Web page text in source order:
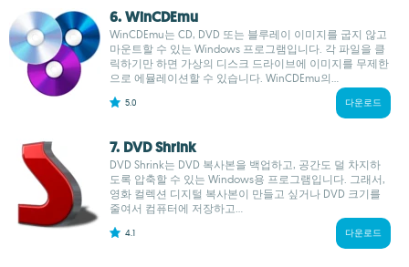
6. WinCDEmu
WinCDEmu는 CD, DVD 또는 블루레이 이미지를 굽지 않고
마운트할 수 있는 Windows 프로그램입니다. 각 파일을 클
릭하기만 하면 가상의 디스크 드라이브에 이미지를 무제한
으로 에뮬레이션할 수 있습니다. WinCDEmu의...
5.0 다운로드
7. DVD Shrink
DVD Shrink는 DVD 복사본을 백업하고, 공간도 덜 차지하
도록 압축할 수 있는 Windows용 프로그램입니다. 그래서,
영화 컬렉션 디지털 복사본이 만들고 싶거나 DVD 크기를
줄여서 컴퓨터에 저장하고...
4.1 다운로드